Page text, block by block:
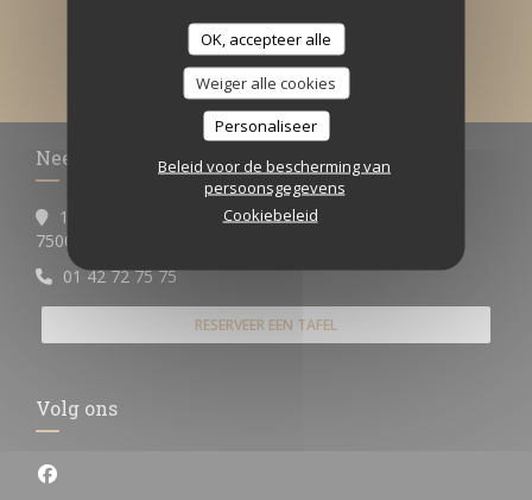
OK, accepteer alle
Weiger alle cookies
Personaliseer
Beleid voor de bescherming van
persoonsgegevens
Cookiebeleid
ABONNEREN
Neem contact met ons op
10 rue du roi de sicile
75004 paris
01 42 72 75 75
RESERVEER EEN TAFEL
Volg ons
Facebook ((opent in een nieuw venster))